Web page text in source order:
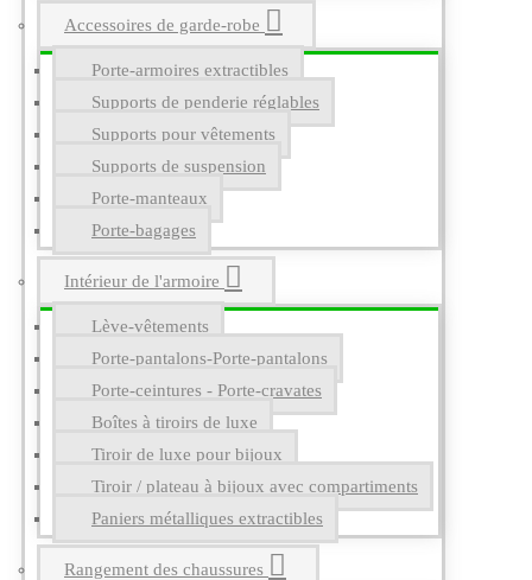
Accessoires de garde-robe
Porte-armoires extractibles
Supports de penderie réglables
Supports pour vêtements
Supports de suspension
Porte-manteaux
Porte-bagages
Intérieur de l'armoire
Lève-vêtements
Porte-pantalons-Porte-pantalons
Porte-ceintures - Porte-cravates
Boîtes à tiroirs de luxe
Tiroir de luxe pour bijoux
Tiroir / plateau à bijoux avec compartiments
Paniers métalliques extractibles
Rangement des chaussures